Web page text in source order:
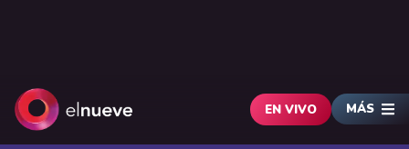
EN VIVO MÁS